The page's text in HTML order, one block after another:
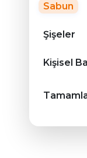
Sabun
Şişeler
Kişisel